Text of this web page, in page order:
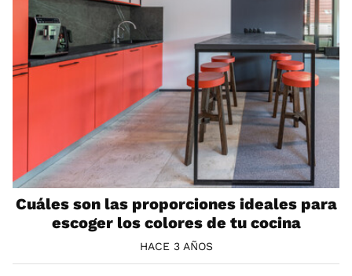
Cuáles son las proporciones ideales para
escoger los colores de tu cocina
HACE 3 AÑOS